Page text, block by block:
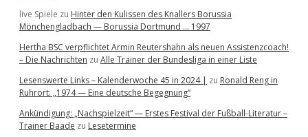
live Spiele zu Hinter den Kulissen des Knallers Borussia
Mönchengladbach — Borussia Dortmund … 1997
Hertha BSC verpflichtet Armin Reutershahn als neuen Assistenzcoach!
– Die Nachrichten zu Alle Trainer der Bundesliga in einer Liste
Lesenswerte Links – Kalenderwoche 45 in 2024 | zu Ronald Reng in
Ruhrort: „1974 — Eine deutsche Begegnung“
Ankündigung: „Nachspielzeit“ — Erstes Festival der Fußball-Literatur –
Trainer Baade zu Lesetermine